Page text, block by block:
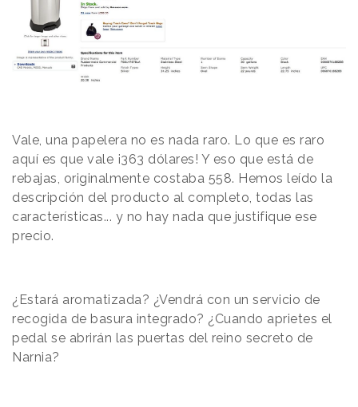
Vale, una papelera no es nada raro. Lo que es raro
aquí es que vale ¡363 dólares! Y eso que está de
rebajas, originalmente costaba 558. Hemos leído la
descripción del producto al completo, todas las
características... y no hay nada que justifique ese
precio.
¿Estará aromatizada? ¿Vendrá con un servicio de
recogida de basura integrado? ¿Cuando aprietes el
pedal se abrirán las puertas del reino secreto de
Narnia?